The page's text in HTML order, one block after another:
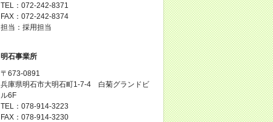
TEL：072-242-8371
FAX：072-242-8374
担当：採用担当
明石事業所
〒673-0891
兵庫県明石市大明石町1-7-4 白菊グランドビ
ル6F
TEL：078-914-3223
FAX：078-914-3230